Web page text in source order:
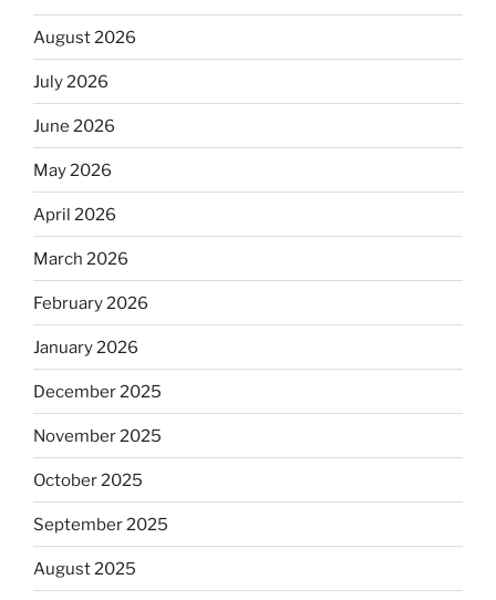
August 2026
July 2026
June 2026
May 2026
April 2026
March 2026
February 2026
January 2026
December 2025
November 2025
October 2025
September 2025
August 2025